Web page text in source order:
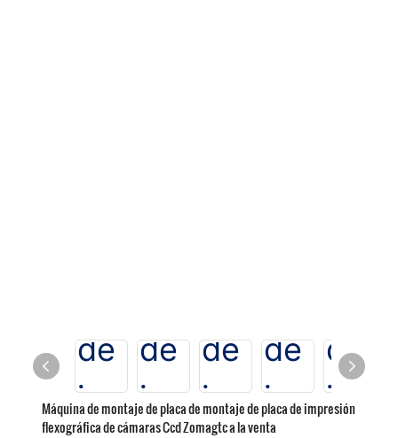
Máquina de montaje de placa de montaje de placa de impresión
flexográfica de cámaras Ccd Zomagtc a la venta